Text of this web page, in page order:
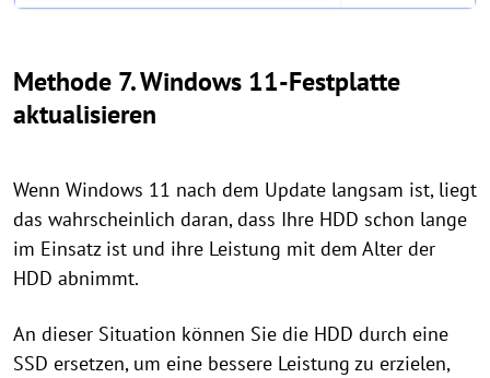
Methode 7. Windows 11-Festplatte
aktualisieren
Wenn Windows 11 nach dem Update langsam ist, liegt
das wahrscheinlich daran, dass Ihre HDD schon lange
im Einsatz ist und ihre Leistung mit dem Alter der
HDD abnimmt.
An dieser Situation können Sie die HDD durch eine
SSD ersetzen, um eine bessere Leistung zu erzielen,